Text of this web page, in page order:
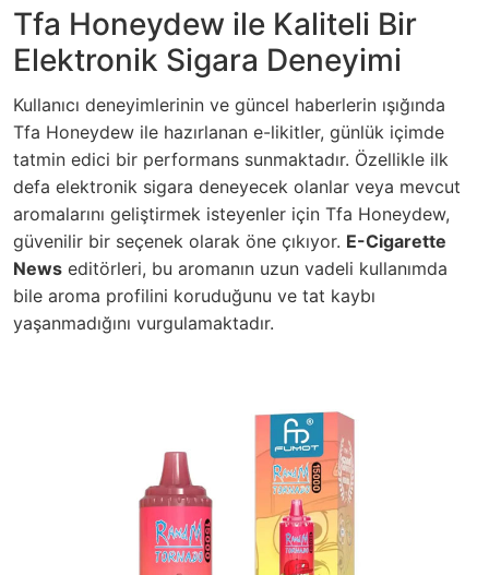
Tfa Honeydew ile Kaliteli Bir
Elektronik Sigara Deneyimi
Kullanıcı deneyimlerinin ve güncel haberlerin ışığında
Tfa Honeydew ile hazırlanan e-likitler, günlük içimde
tatmin edici bir performans sunmaktadır. Özellikle ilk
defa elektronik sigara deneyecek olanlar veya mevcut
aromalarını geliştirmek isteyenler için Tfa Honeydew,
güvenilir bir seçenek olarak öne çıkıyor. E-Cigarette
News editörleri, bu aromanın uzun vadeli kullanımda
bile aroma profilini koruduğunu ve tat kaybı
yaşanmadığını vurgulamaktadır.